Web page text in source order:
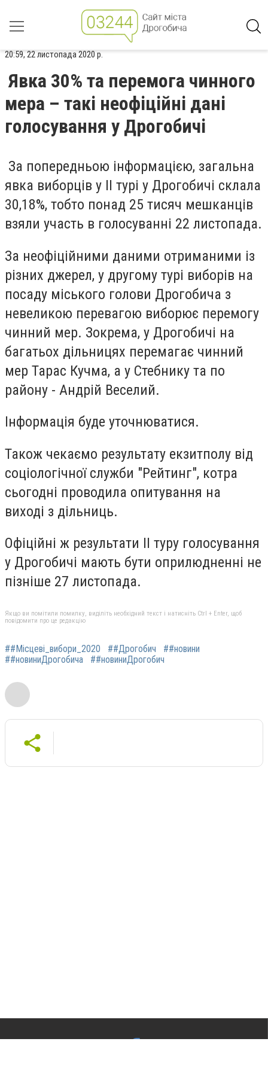
20:59, 22 листопада 2020 р.
Явка 30% та перемога чинного
мера – такі неофіційні дані
голосування у Дрогобичі
За попередньою інформацією, загальна
явка виборців у ІІ турі у Дрогобичі склала
30,18%, тобто понад 25 тисяч мешканців
взяли участь в голосуванні 22 листопада.
За неофіційними даними отриманими із
різних джерел, у другому турі виборів на
посаду міського голови Дрогобича з
невеликою перевагою виборює перемогу
чинний мер. Зокрема, у Дрогобичі на
багатьох дільницях перемагає чинний
мер Тарас Кучма, а у Стебнику та по
району - Андрій Веселий.
Інформація буде уточнюватися.
Також чекаємо результату екзитполу від
соціологічної служби "Рейтинг", котра
сьогодні проводила опитування на
виході з дільниць.
Офіційні ж результати ІІ туру голосування
у Дрогобичі мають бути оприлюдненні не
пізніше 27 листопада.
Якщо ви помітили помилку, виділіть необхідний текст і натисніть Ctrl + Enter, щоб
повідомити про це редакцію
##Місцеві_вибори_2020 ##Дрогобич
##новини
##новиниДрогобича
##новиниДрогобич